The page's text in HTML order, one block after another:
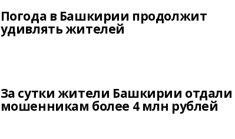
Погода в Башкирии продолжит
удивлять жителей
За сутки жители Башкирии отдали
мошенникам более 4 млн рублей